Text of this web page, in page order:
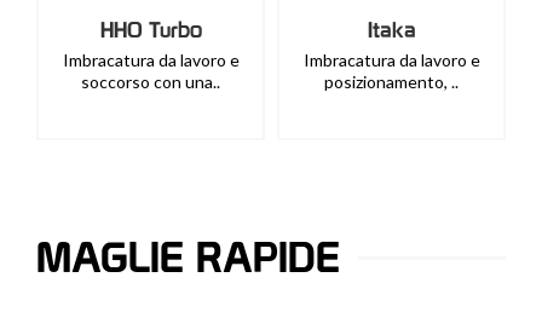
HHO Turbo
Imbracatura da lavoro e
soccorso con una..
Itaka
Imbracatura da lavoro e
posizionamento, ..
MAGLIE RAPIDE